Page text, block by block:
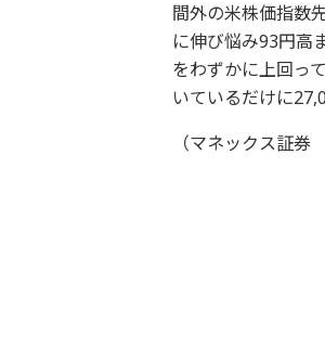
間外の米株価指数
に伸び悩み93円高
をわずかに上回っ
いているだけに
（マネックス証